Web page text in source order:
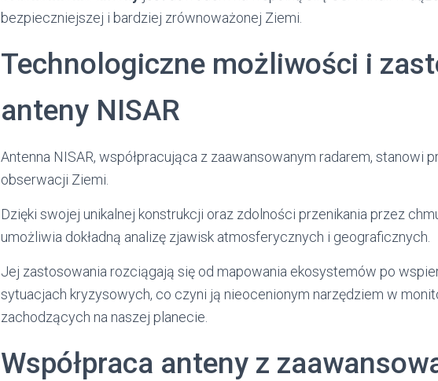
bezpieczniejszej i bardziej zrównoważonej Ziemi.
Technologiczne możliwości i
anteny NISAR
Antenna NISAR, współpracująca z zaawansowanym radarem, stanowi
obserwacji Ziemi.
Dzięki swojej unikalnej konstrukcji oraz zdolności przenikania przez
umożliwia dokładną analizę zjawisk atmosferycznych i geograficznych.
Jej zastosowania rozciągają się od mapowania ekosystemów po
sytuacjach kryzysowych, co czyni ją nieocenionym narzędziem w
zachodzących na naszej planecie.
Współpraca anteny z